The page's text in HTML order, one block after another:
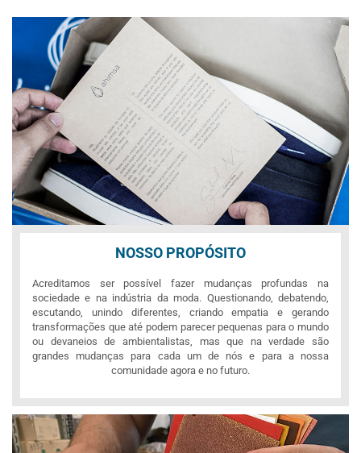
NOSSO PROPÓSITO
Acreditamos ser possível fazer mudanças profundas na
sociedade e na indústria da moda. Questionando, debatendo,
escutando, unindo diferentes, criando empatia e gerando
transformações que até podem parecer pequenas para o mundo
ou devaneios de ambientalistas, mas que na verdade são
grandes mudanças para cada um de nós e para a nossa
comunidade agora e no futuro.